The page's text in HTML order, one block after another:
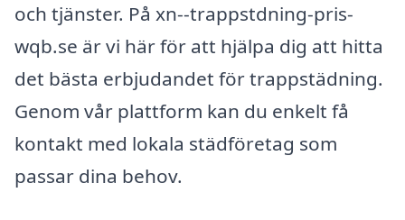
och tjänster. På xn--trappstdning-pris-
wqb.se är vi här för att hjälpa dig att hitta
det bästa erbjudandet för trappstädning.
Genom vår plattform kan du enkelt få
kontakt med lokala städföretag som
passar dina behov.